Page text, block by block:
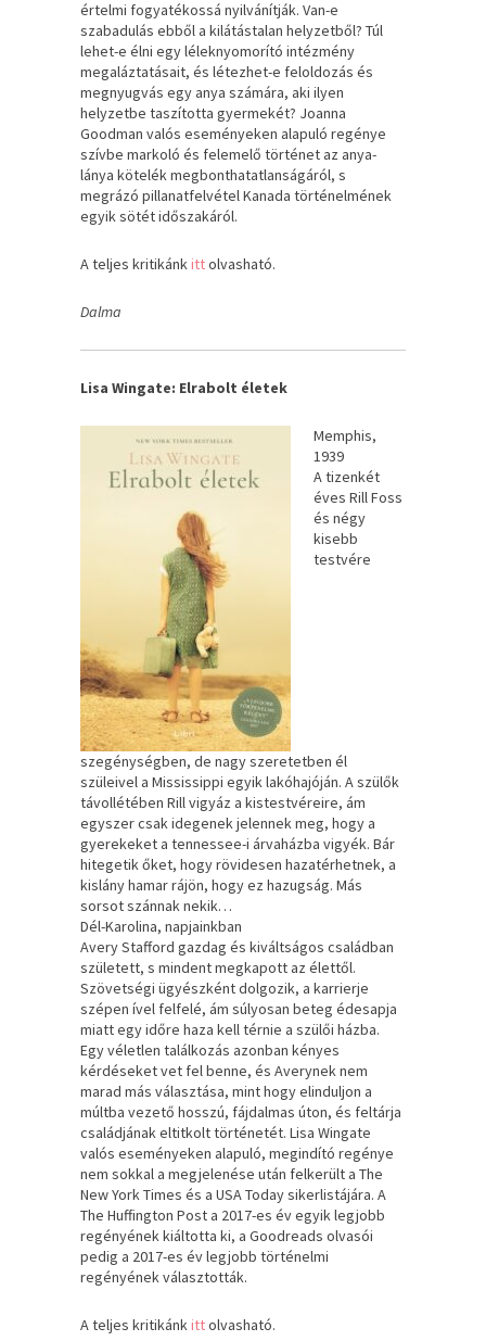
értelmi fogyatékossá nyilvánítják. Van-e
szabadulás ebből a kilátástalan helyzetből? Túl
lehet-e élni egy léleknyomorító intézmény
megaláztatásait, és létezhet-e feloldozás és
megnyugvás egy anya számára, aki ilyen
helyzetbe taszította gyermekét? Joanna
Goodman valós eseményeken alapuló regénye
szívbe markoló és felemelő történet az anya-
lánya kötelék megbonthatatlanságáról, s
megrázó pillanatfelvétel Kanada történelmének
egyik sötét időszakáról.
A teljes kritikánkittolvasható.
Dalma
Lisa Wingate: Elrabolt életek
Memphis, ​
1939
A tizenkét
éves Rill Foss
és négy
kisebb
testvére
szegénységben, de nagy szeretetben él
szüleivel a Mississippi egyik lakóhajóján. A szülők
távollétében Rill vigyáz a kistestvéreire, ám
egyszer csak idegenek jelennek meg, hogy a
gyerekeket a tennessee-i árvaházba vigyék. Bár
hitegetik őket, hogy rövidesen hazatérhetnek, a
kislány hamar rájön, hogy ez hazugság. Más
sorsot szánnak nekik…
Dél-Karolina, napjainkban
Avery Stafford gazdag és kiváltságos családban
született, s mindent megkapott az élettől.
Szövetségi ügyészként dolgozik, a karrierje
szépen ível felfelé, ám súlyosan beteg édesapja
miatt egy időre haza kell térnie a szülői házba.
Egy véletlen találkozás azonban kényes
kérdéseket vet fel benne, és Averynek nem
marad más választása, mint hogy elinduljon a
múltba vezető hosszú, fájdalmas úton, és feltárja
családjának eltitkolt történetét. Lisa Wingate
valós eseményeken alapuló, megindító regénye
nem sokkal a megjelenése után felkerült a The
New York Times és a USA Today sikerlistájára. A
The Huffington Post a 2017-es év egyik legjobb
regényének kiáltotta ki, a Goodreads olvasói
pedig a 2017-es év legjobb történelmi
regényének választották.
A teljes kritikánkittolvasható.